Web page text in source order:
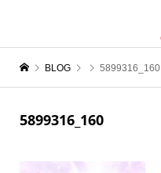
BLOG 5899316_160
5899316_160